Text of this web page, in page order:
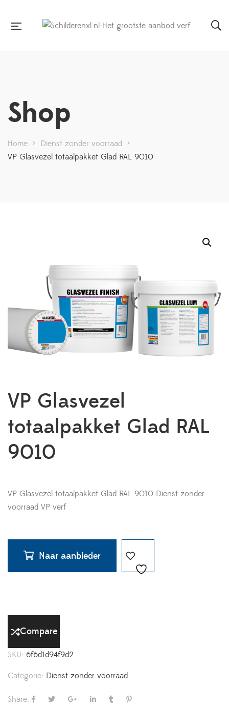
Shop
Home > Dienst zonder voorraad >
VP Glasvezel totaalpakket Glad RAL 9010
VP Glasvezel
totaalpakket Glad RAL
9010
VP Glasvezel totaalpakket Glad RAL 9010 Dienst zonder
voorraad VP verf
Naar aanbieder
Compare
SKU: 6f6d1d94f9d2
Categorie: Dienst zonder voorraad
Share: